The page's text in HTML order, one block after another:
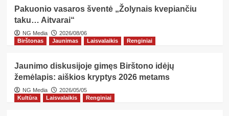
Pakuonio vasaros šventė „Žolynais kvepiančiu
taku… Aitvarai“
NG Media
2026/08/06
Birštonas
Jaunimas Laisvalaikis Renginiai
Jaunimo diskusijoje gimęs Birštono idėjų
žemėlapis: aiškios kryptys 2026 metams
NG Media
2026/05/05
Kultūra
Laisvalaikis Renginiai